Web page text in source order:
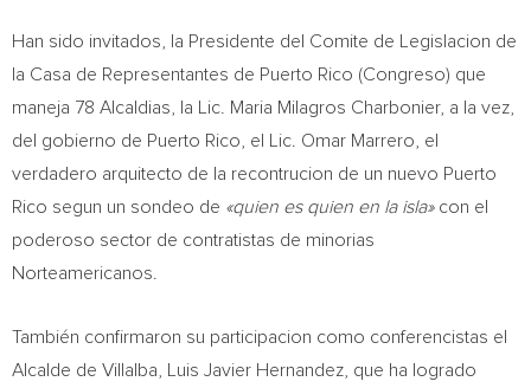
Han sido invitados, la Presidente del Comite de Legislacion de
la Casa de Representantes de Puerto Rico (Congreso) que
maneja 78 Alcaldias, la Lic.
Maria Milagros Charbonier, a la vez,
del gobierno de Puerto Rico , el Lic. Omar Marrero , el
verdadero arquitecto de la recontrucion de un nuevo Puerto
Rico segun un sondeo de «quien es quien en la isla»con el
poderoso sector de contratistas de minorias
Norteamericanos.
También confirmaron su participacion como conferencistas el
Alcalde de Villalba,
Luis Javier Hernandez , que ha logrado